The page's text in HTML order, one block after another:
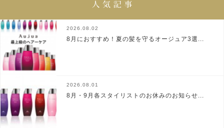
2026.08.02
8月におすすめ！夏の髪を守るオージュア3選...
2026.08.01
8月・9月各スタイリストのお休みのお知らせ...